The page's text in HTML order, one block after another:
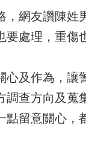
網友讚陳
處理，重傷
及作為，
查方向及
留意關心，